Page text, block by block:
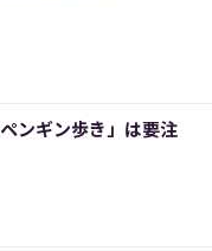
ンギン歩き」は要注